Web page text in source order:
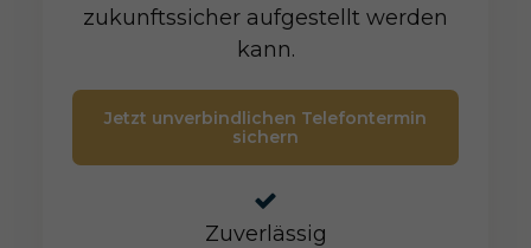
zukunftssicher aufgestellt werden
kann.
Jetzt unverbindlichen Telefontermin
sichern
Zuverlässig